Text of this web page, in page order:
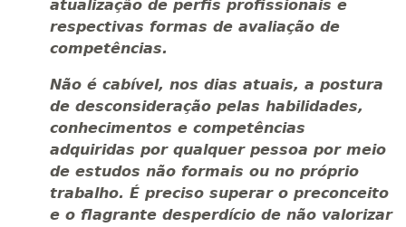
atualização de perfis profissionais e
respectivas formas de avaliação de
competências.
Não é cabível, nos dias atuais, a postura
de desconsideração pelas habilidades,
conhecimentos e competências
adquiridas por qualquer pessoa por meio
de estudos não formais ou no próprio
trabalho. É preciso superar o preconceito
e o flagrante desperdício de não valorizar